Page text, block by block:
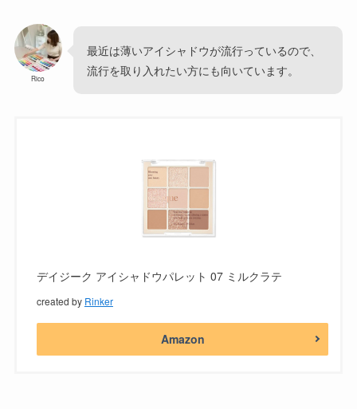
Rico
最近は薄いアイシャドウが流行っているので、
流行を取り入れたい方にも向いています。
デイジーク アイシャドウパレット 07 ミルクラテ
created by Rinker
Amazon